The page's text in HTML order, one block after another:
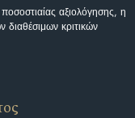
αξιολόγησης, η
διαθέσιμων κριτικών